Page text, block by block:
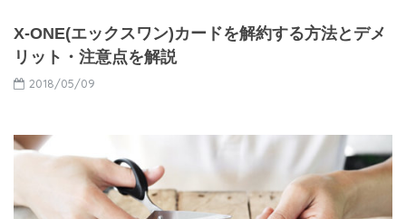
X-ONE(エックスワン)カードを解約する方法とデメ
リット・注意点を解説
2018/05/09